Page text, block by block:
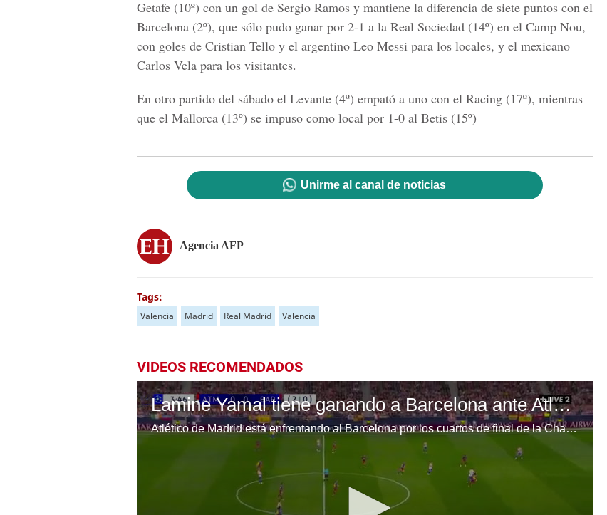
Getafe (10º) con un gol de Sergio Ramos y mantiene la diferencia de siete puntos con el
Barcelona (2º), que sólo pudo ganar por 2-1 a la Real Sociedad (14º) en el Camp Nou,
con goles de Cristian Tello y el argentino Leo Messi para los locales, y el mexicano
Carlos Vela para los visitantes.
En otro partido del sábado el Levante (4º) empató a uno con el Racing (17º), mientras
que el Mallorca (13º) se impuso como local por 1-0 al Betis (15º)
Unirme al canal de noticias
Agencia AFP
Tags:
Valencia Madrid Real Madrid Valencia
VIDEOS RECOMENDADOS
Lamine Yamal tiene ganando a Barcelona ante Atlético de Madrid
Atlético de Madrid está enfrentando al Barcelona por los cuartos de final de la Champions League.